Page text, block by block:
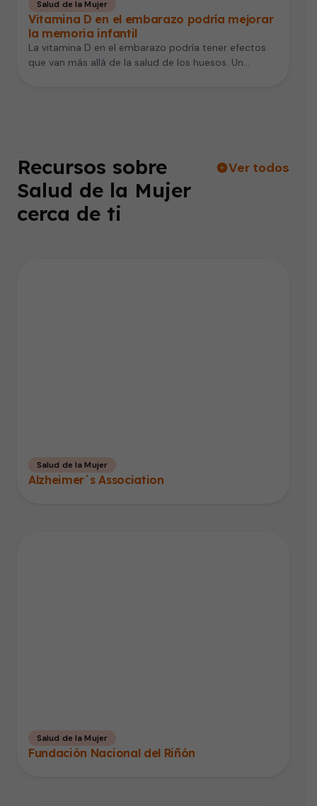
Salud de la Mujer
Vitamina D en el embarazo podría mejorar
la memoria infantil
La vitamina D en el embarazo podría tener efectos
que van más allá de la salud de los huesos. Un…
Recursos sobre
Salud de la Mujer
cerca de ti
Ver todos
Salud de la Mujer
Alzheimer´s Association
Salud de la Mujer
Fundación Nacional del Riñón